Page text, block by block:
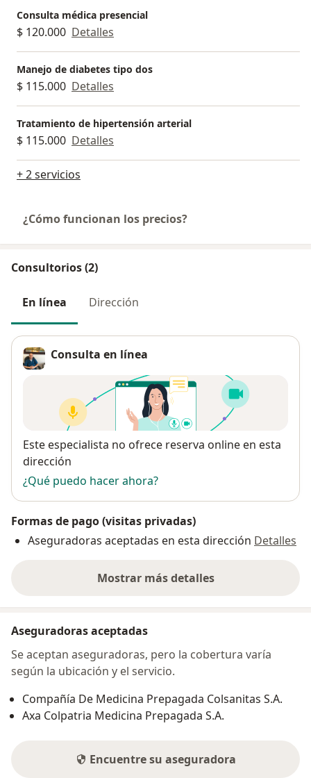
Consulta médica presencial
$ 120.000 Detalles
Manejo de diabetes tipo dos
$ 115.000 Detalles
Tratamiento de hipertensión arterial
$ 115.000 Detalles
+ 2 servicios
¿Cómo funcionan los precios?
Consultorios (2)
En línea Dirección
Consulta en línea
Disponibilidad
Este especialista no ofrece reserva online en esta
dirección
¿Qué puedo hacer ahora?
Formas de pago (visitas privadas)
Aseguradoras aceptadas en esta dirección Detalles
Mostrar más detalles
sobre la dirección
Aseguradoras aceptadas
Se aceptan aseguradoras, pero la cobertura varía
según la ubicación y el servicio.
Compañía De Medicina Prepagada Colsanitas S.A.
Axa Colpatria Medicina Prepagada S.A.
Encuentre su aseguradora